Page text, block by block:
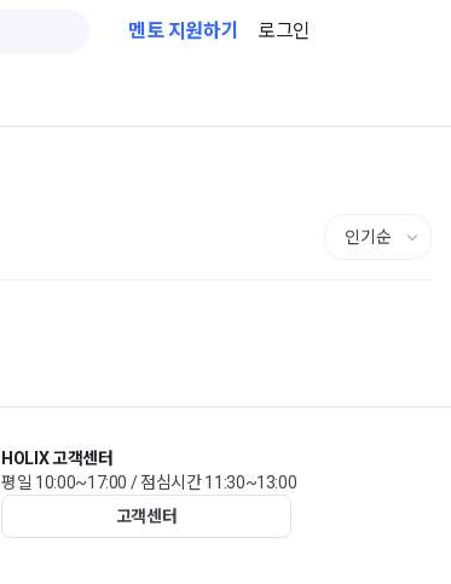
멘토 지원하기 로그인
HOLIX 고객센터
평일 10:00~17:00 / 점심시간 11:30~13:00
고객센터